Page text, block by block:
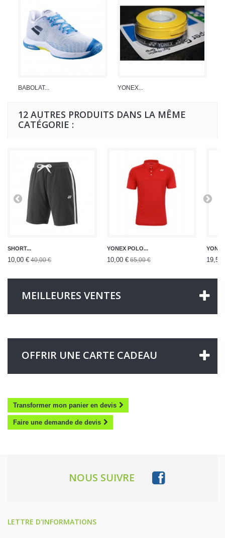
BABOLAT... YONEX...
12 AUTRES PRODUITS DANS LA MÊME
CATÉGORIE :
SHORT...
10,00 € 40,00 €
YONEX POLO...
10,00 € 65,00 € 19,50
MEILLEURES VENTES
OFFRIR UNE CARTE CADEAU
Transformer mon panier en devis
Faire une demande de devis
NOUS SUIVRE
LETTRE D'INFORMATIONS